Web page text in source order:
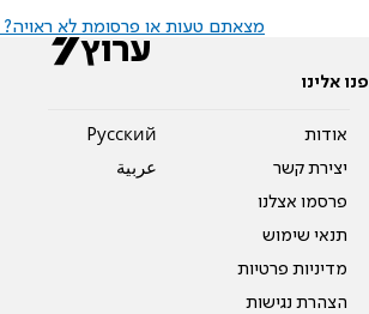
מצאתם טעות או פרסומת לא ראויה?
פנו אלינו
אודות
יצירת קשר
פרסמו אצלנו
תנאי שימוש
מדיניות פרטיות
הצהרת נגישות
Pусский
عربية